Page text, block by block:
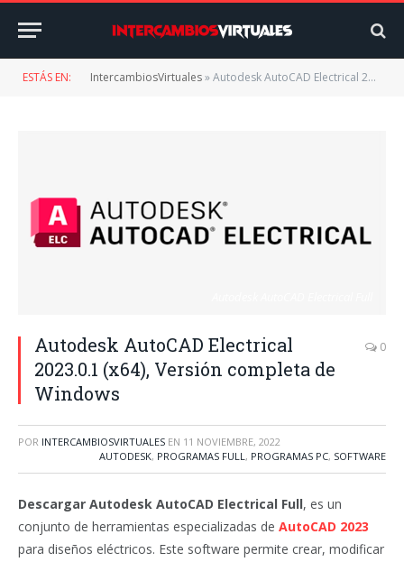
ESTÁS EN: IntercambiosVirtuales»Autodesk AutoCAD Electrical 2023.0.1 (x64), Versión completa de Windows
Autodesk AutoCAD Electrical
2023.0.1 (x64), Versión completa de
Windows
0
POR INTERCAMBIOSVIRTUALES EN 11 NOVIEMBRE, 2022
AUTODESK, PROGRAMAS FULL, PROGRAMAS PC, SOFTWARE
Descargar Autodesk AutoCAD Electrical Full, es un
conjunto de herramientas especializadas de AutoCAD 2023
para diseños eléctricos. Este software permite crear, modificar